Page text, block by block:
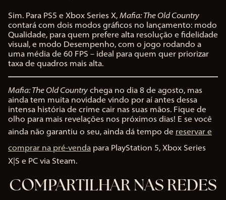
Sim. Para PS5 e Xbox Series X, Mafia: The Old Country
contará com dois modos gráficos no lançamento: modo
Qualidade, para quem prefere alta resolução e fidelidade
visual, e modo Desempenho, com o jogo rodando a
uma média de 60 FPS – ideal para quem quer priorizar
taxa de quadros mais alta.
Mafia: The Old Country chega no dia 8 de agosto, mas
ainda tem muita novidade vindo por aí antes dessa
intensa história de crime cair nas suas mãos. Fique de
olho para mais revelações nos próximos dias! E se você
ainda não garantiu o seu, ainda dá tempo de reservar e
comprar na pré-venda para PlayStation 5, Xbox Series
X|S e PC via Steam.
COMPARTILHAR NAS REDES